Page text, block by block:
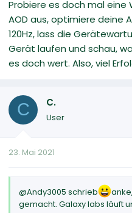
Probiere es doch mal eine
AOD aus, optimiere deine
120Hz, lass die
Gerät laufen und schau,
es doch wert. Also, viel
C C.
User
23. Mai 2021
@Andy3005 schrieb
gemacht. Galaxy labs läuft